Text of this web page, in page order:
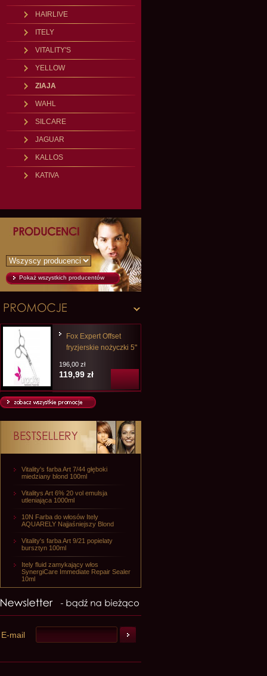
HAIRLIVE
ITELY
VITALITY'S
YELLOW
ZIAJA
WAHL
SILCARE
JAGUAR
KALLOS
KATIVA
Pokaż wszystkich producentów
Fox Expert Offset
fryzjerskie nożyczki 5"
196,00 zł
119,99 zł
Vitality's farba Art 7/44 głęboki
miedziany blond 100ml
Vitalitys Art 6% 20 vol emulsja
utleniająca 1000ml
10N Farba do włosów Itely
AQUARELY Najjaśniejszy Blond
Vitality's farba Art 9/21 popielaty
bursztyn 100ml
Itely fluid zamykający włos
SynergiCare Immediate Repair Sealer
10ml
E-mail